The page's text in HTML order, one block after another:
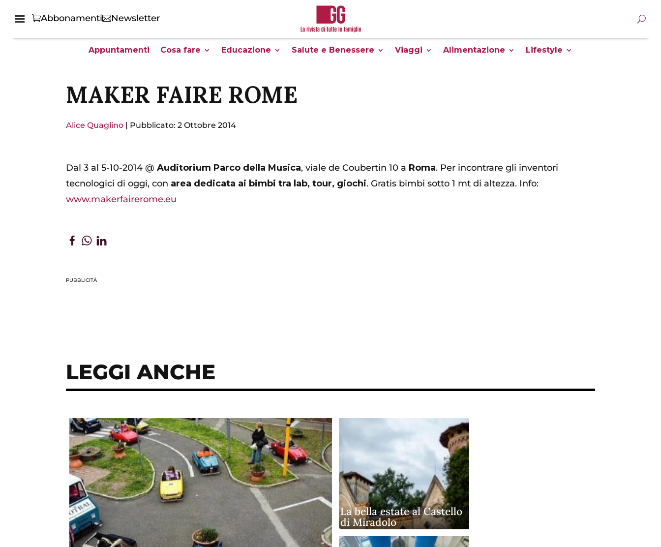
Abbonamenti Newsletter
Appuntamenti Cosa fare Educazione Salute e Benessere Viaggi Alimentazione Lifestyle
MAKER FAIRE ROME
Alice Quaglino | Pubblicato: 2 Ottobre 2014
Dal 3 al 5-10-2014 @Auditorium Parco della Musica, viale de Coubertin 10 a Roma. Per incontrare gli inventori
tecnologici di oggi, con area dedicata ai bimbi tra lab, tour, giochi. Gratis bimbi sotto 1 mt di altezza. Info:
www.makerfairerome.eu
PUBBLICITÀ
LEGGI ANCHE
La bella estate al Castello
di Miradolo